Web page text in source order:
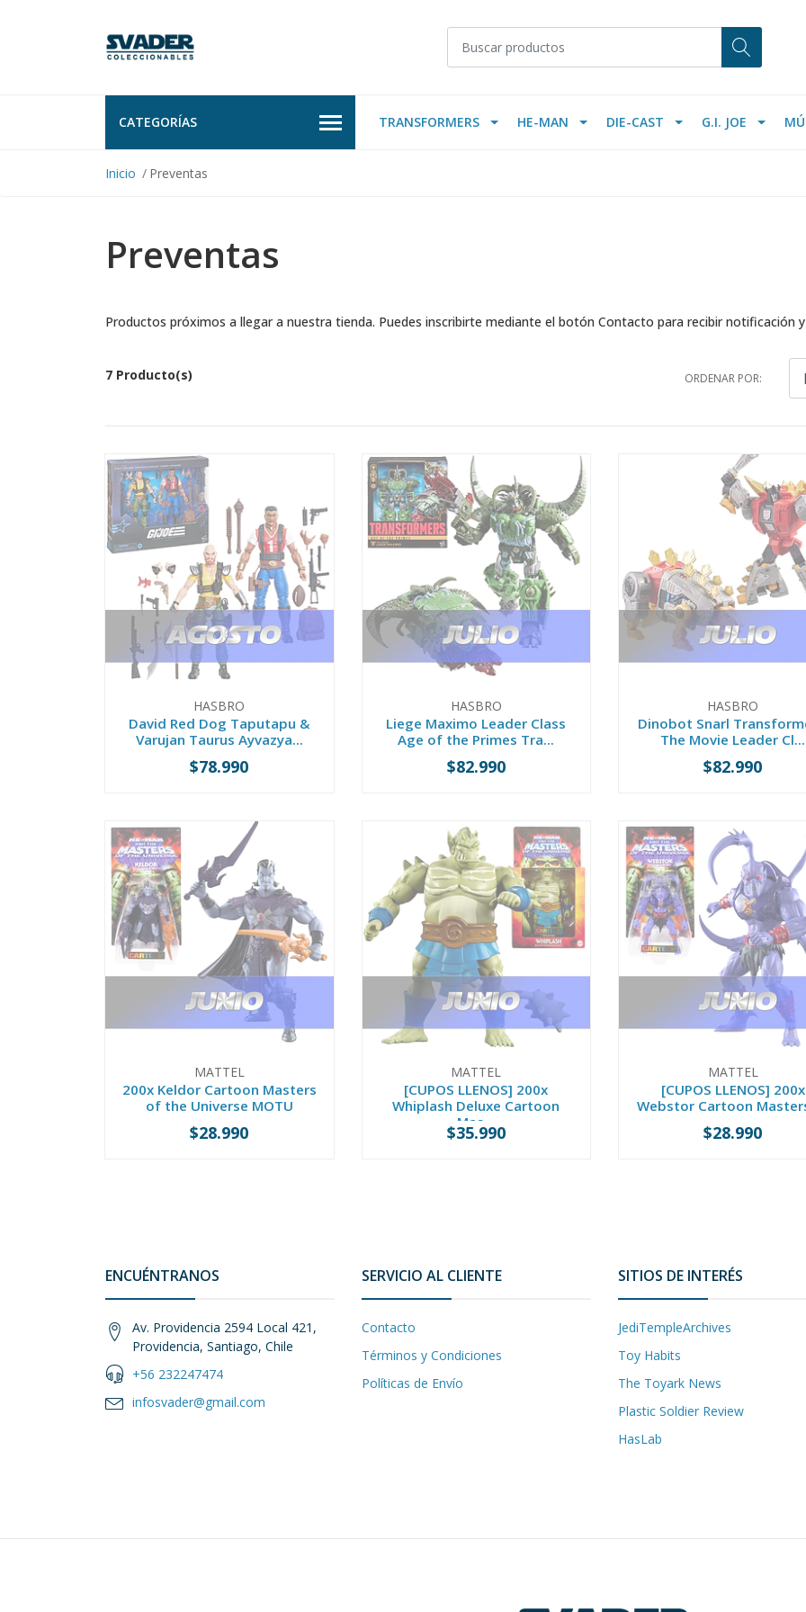
CATEGORÍAS TRANSFORMERS HE-MAN DIE-CAST G.I. JOE
Inicio Preventas
Preventas
Productos próximos a llegar a nuestra tienda. Puedes inscribirte mediante el botón Contacto para recibir notificación
7 Producto(s) ORDENAR POR:
HASBRO
David Red Dog Taputapu &
Varujan Taurus Ayvazya...
PREVENTA
$78.990
HASBRO
Liege Maximo Leader Class
Age of the Primes Tra...
PREVENTA
$82.990
HASBRO
Dinobot Snarl
The Movie Leader Cl...
PREVENTA
$82.990
MATTEL
200x Keldor Cartoon Masters
of the Universe MOTU
PREVENTA
$28.990
MATTEL
[CUPOS LLENOS] 200x
Whiplash Deluxe Cartoon
Mas...
AGOTADO
$35.990
MATTEL
[CUPOS LLENOS] 200x
Webstor Cartoon
AGOTADO
$28.990
ENCUÉNTRANOS
Av. Providencia 2594 Local 421,
Providencia, Santiago, Chile
+56 232247474
infosvader@gmail.com
SERVICIO AL CLIENTE
Contacto
Términos y Condiciones
Políticas de Envío
SITIOS DE INTERÉS
JediTempleArchives
Toy Habits
The Toyark News
Plastic Soldier Review
HasLab